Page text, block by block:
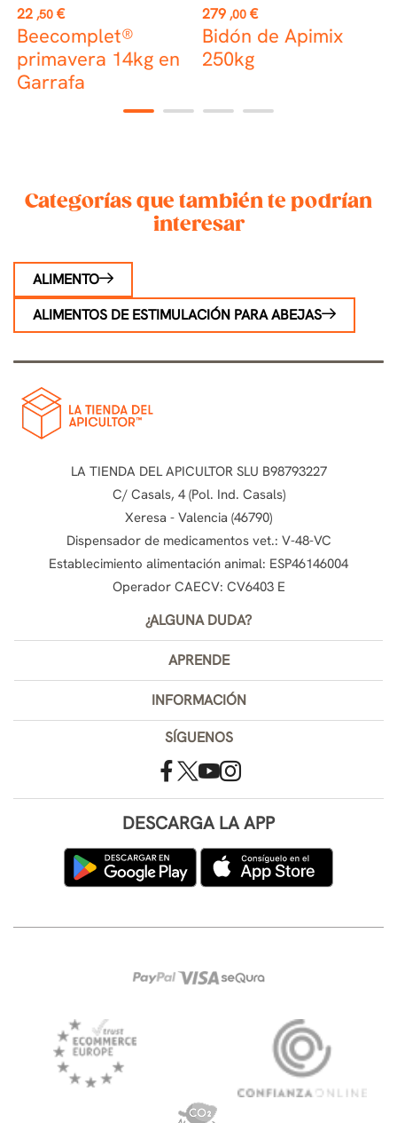
Precio
22 ,50 €
Beecomplet®
primavera 14kg en
Garrafa
Precio
279 ,00 €
Bidón de Apimix
250kg
1 2 3 4
Categorías que también te podrían
interesar
ALIMENTO
ALIMENTOS DE ESTIMULACIÓN PARA ABEJAS
LA TIENDA DEL APICULTOR SLU B98793227
C/ Casals, 4 (Pol. Ind. Casals)
Xeresa - Valencia (46790)
Dispensador de medicamentos vet.: V-48-VC
Establecimiento alimentación animal: ESP46146004
Operador CAECV: CV6403 E
¿ALGUNA DUDA?
APRENDE
INFORMACIÓN
SÍGUENOS
DESCARGA LA APP